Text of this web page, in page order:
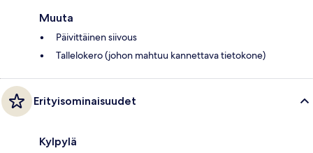
Muuta
Päivittäinen siivous
Tallelokero (johon mahtuu kannettava tietokone)
Erityisominaisuudet
Kylpylä